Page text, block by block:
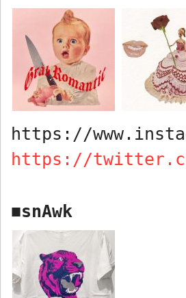
https://
https://
■snAwk